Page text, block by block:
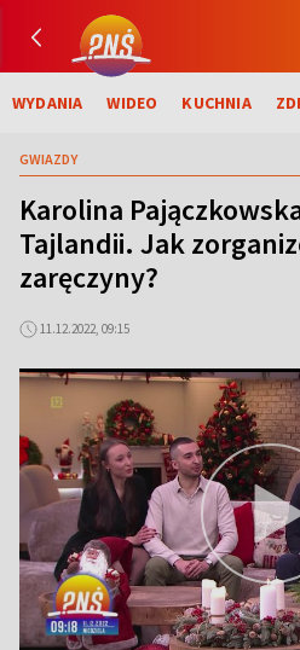
WYDANIA WIDEO KUCHNIA
GWIAZDY
Karolina
Tajlandii. Jak
zaręczyny?
11.12.2022, 09:15